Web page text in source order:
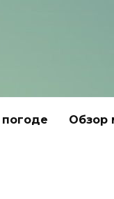
Обзор